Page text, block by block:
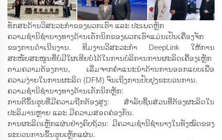
ທັກສະດ້ານວິສະວະກຳຂອງພວກເຮົາ ແລະ ປະເພດຫຼັກ
ຄວາມຊຳນິຊຳນາງທາງດ້ານເຕັກນິກຂອງພວກເຮົາແມ່ນເປັນເຄື່ອງຈັກ
ຂອງການດຳເນີນງານ. ທີມງານວິສະວະກຳ DeepLink ໃຫ້ການ
ສະໜັບສະໜູນທີ່ບໍ່ມີໃຜເທີຍບໍ່ໄດ້ໃນການບໍລິການການຜະລິດເຄື່ອງເຫຼັກ
ຕາມຄວາມຕ້ອງການ, ເລີ່ມຈາກຄຳແນະນຳດ້ານການອອກແບບເພື່ອ
ຄວາມງ່າຍໃນການຜະລິດ (DFM) ຈົນເຖິງການປັບປຸງຂະບວນການ.
ຄວາມຊຳນິຊຳນາງທາງດ້ານເຕັກນິກຫຼັກ:
ການຕີຂຶ້ນຮູບທີ່ມີຄວາມຖືກຕ້ອງສູງ: ສຳລັບຊິ້ນສ່ວນທີ່ຕ້ອງຜະລິດໃນ
ປະລິມານຫຼາຍ ແລະ ມີຄວາມສອດຄ່ອງກັນ.
ການຜະລິດເຫຼັກແຜ່ນຢ່າງຄົບຖ້ວນ: ມີຄວາມຊຳນິຊຳນາງໃນທັງໝົດຂອງ
ຂະບວນການຂຶ້ນຮູບເຫຼັກແຜ່ນ.